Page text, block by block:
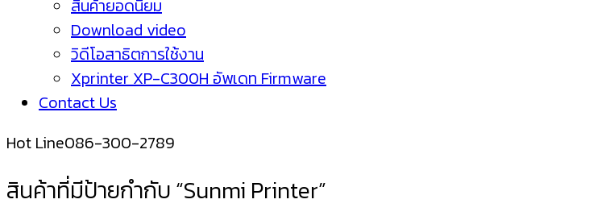
สินค้ายอดนิยม
Download video
วิดีโอสาธิตการใช้งาน
Xprinter XP-C300H อัพเดท Firmware
Contact Us
Hot Line086-300-2789
สินค้าที่มีป้ายกำกับ “Sunmi Printer”